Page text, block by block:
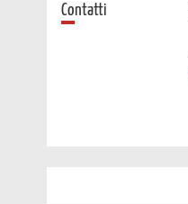
Contatti